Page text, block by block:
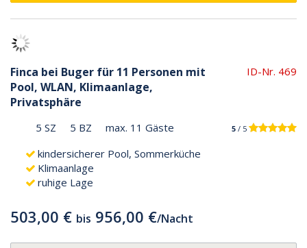
Finca bei Buger für 11 Personen mit
Pool, WLAN, Klimaanlage,
Privatsphäre
ID-Nr. 469
5 SZ 5 BZ max. 11 Gäste 5 / 5
kindersicherer Pool, Sommerküche
Klimaanlage
ruhige Lage
503,00 € bis 956,00 €/Nacht